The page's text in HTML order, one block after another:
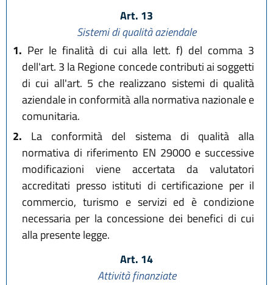
Art. 13
Sistemi di qualità aziendale
1. Per le finalità di cui alla lett. f) del comma 3
dell'art. 3 la Regione concede contributi ai soggetti
di cui all'art. 5 che realizzano sistemi di qualità
aziendale in conformità alla normativa nazionale e
comunitaria.
2. La conformità del sistema di qualità alla
normativa di riferimento EN 29000 e successive
modificazioni viene accertata da valutatori
accreditati presso istituti di certificazione per il
commercio, turismo e servizi ed è condizione
necessaria per la concessione dei benefici di cui
alla presente legge.
Art. 14
Attività finanziate